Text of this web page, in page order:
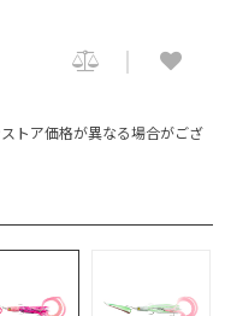
トア価格が異なる場合がござ